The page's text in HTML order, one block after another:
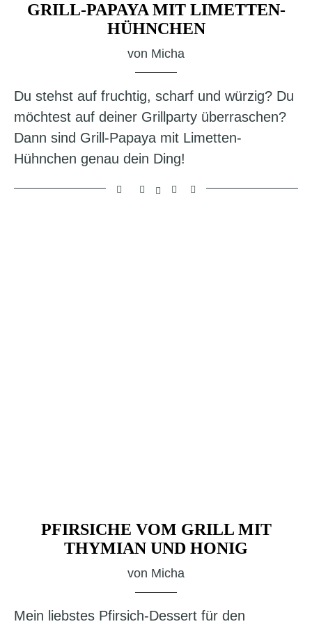
GRILL-PAPAYA MIT LIMETTEN-
HÜHNCHEN
von Micha
Du stehst auf fruchtig, scharf und würzig? Du
möchtest auf deiner Grillparty überraschen?
Dann sind Grill-Papaya mit Limetten-
Hühnchen genau dein Ding!
PFIRSICHE VOM GRILL MIT
THYMIAN UND HONIG
von Micha
Mein liebstes Pfirsich-Dessert für den